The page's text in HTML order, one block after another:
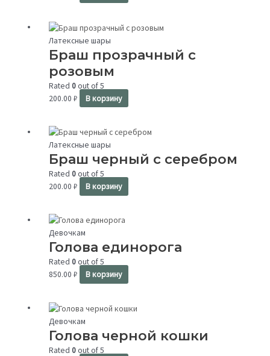
Латексные шары
Браш прозрачный с
розовым
Rated0out of 5
200.00₽ В корзину
Латексные шары
Браш черный с серебром
Rated0out of 5
200.00₽ В корзину
Девочкам
Голова единорога
Rated0out of 5
850.00₽ В корзину
Девочкам
Голова черной кошки
Rated0out of 5